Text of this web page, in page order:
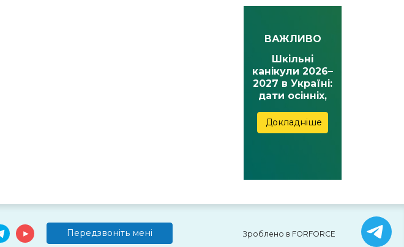
ВАЖЛИВО
Шкільні
канікули 2026–
2027 в Україні:
дати осінніх,
весняних та
літніх канікул
Докладніше
Передзвоніть мені Зроблено в FORFORCE